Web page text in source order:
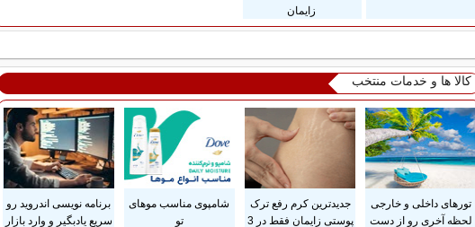
زایمان
کالا ها و خدمات منتخب
تورهای داخلی و خارجی
لحظه آخری رو از دست
جدیدترین کرم رفع ترک
پوستی زایمان فقط در 3
شامپوی مناسب موهای
تو
برنامه نویسی اندروید رو
سریع یادبگیر و وارد بازار